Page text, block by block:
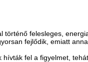
történő felesleges,
fejlődik, emiatt
hívták fel a figyelmet,